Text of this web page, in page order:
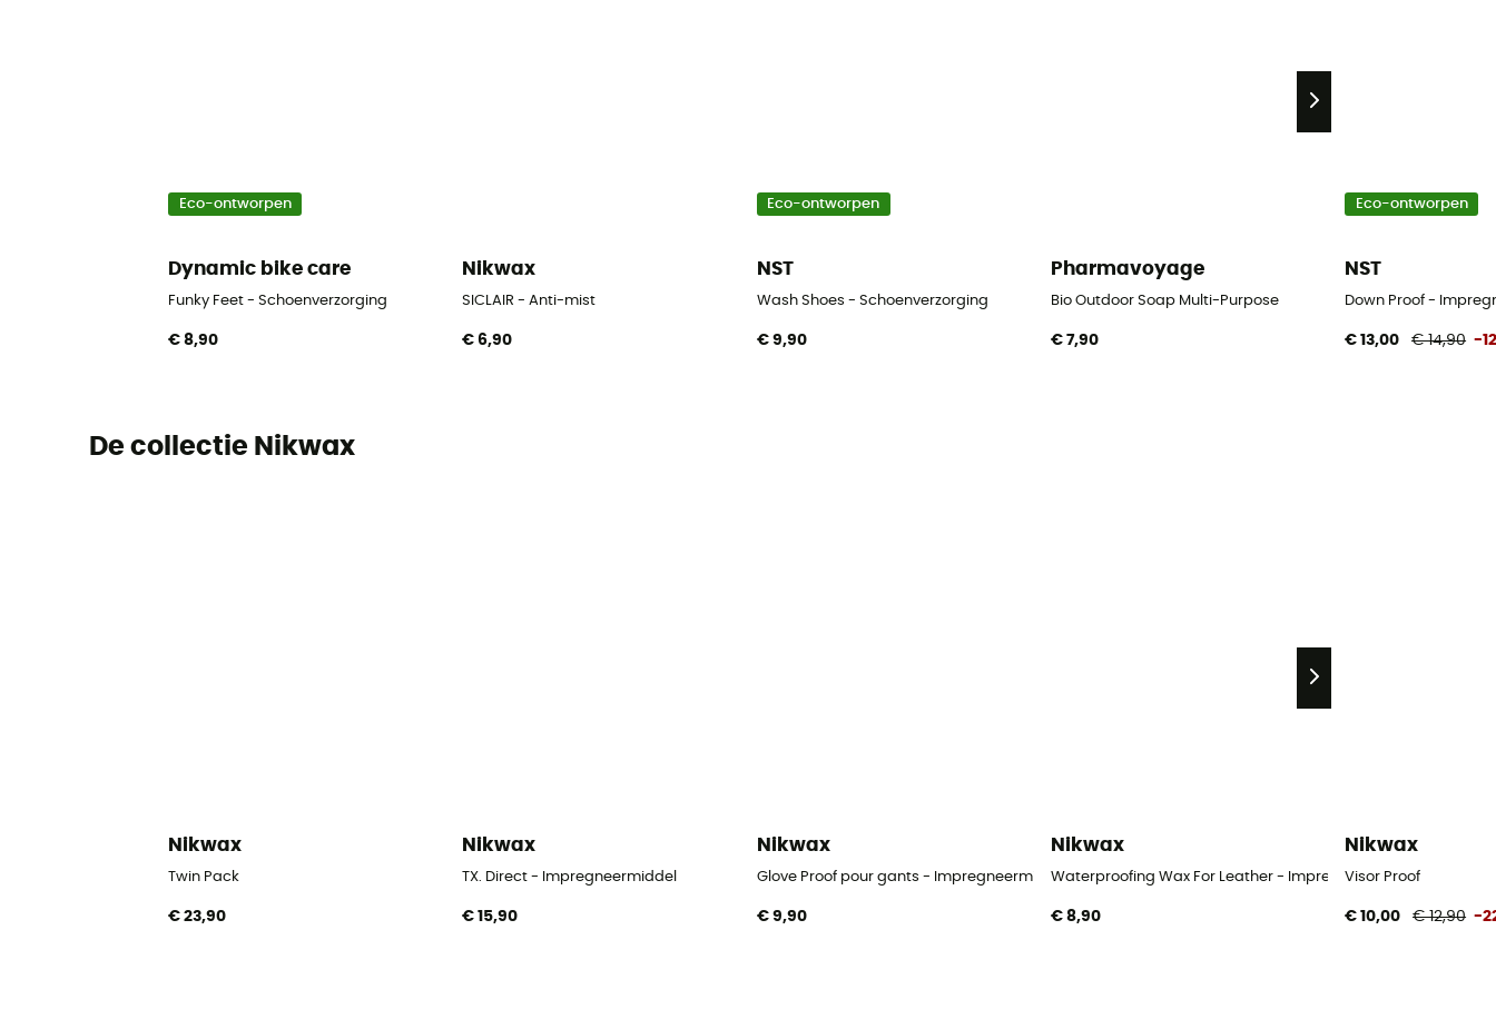
Eco-ontworpen
Dynamic bike care
Funky Feet - Schoenverzorging
€ 8,90
Nikwax
SICLAIR - Anti-mist
€ 6,90
Eco-ontworpen
NST
Wash Shoes - Schoenverzorging
€ 9,90
Pharmavoyage
Bio Outdoor Soap Multi-Purpose
€ 7,90
Eco-ontworpen
NST
Down Proof -
€ 13,00 € 14,90 -
De collectie Nikwax
Nikwax
Twin Pack
€ 23,90
Nikwax
TX. Direct - Impregneermiddel
€ 15,90
Nikwax
Glove Proof pour gants - Impregneermiddel
€ 9,90
Nikwax
Waterproofing Wax For Leather - Impregneermiddel
€ 8,90
Nikwax
Visor Proof
€ 10,00 € 12,90 -